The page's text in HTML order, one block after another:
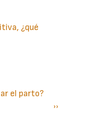
¿qué
el parto?
Siguiente
››